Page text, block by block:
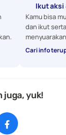
Ikut aksi
Kamu bisa
dan ikut
Cari info
juga, yuk!